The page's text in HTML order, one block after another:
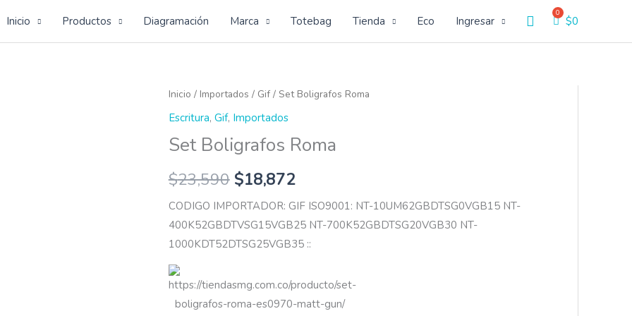
Inicio Productos Diagramación Marca Totebag Tienda Eco Ingresar Buscar$0
Inicio / Importados / Gif/ Set Boligrafos Roma
Escritura, Gif, Importados
Set Boligrafos Roma
$23,590 $18,872
CODIGO IMPORTADOR: GIF ISO9001: NT-10UM62GBDTSG0VGB15 NT-
400K52GBDTVSG15VGB25 NT-700K52GBDTSG20VGB30 NT-
1000KDT52DTSG25VGB35 ::
https://tiendasmg.com.co/producto/set-
boligrafos-roma-es0970-matt-gun/
Set
Boligrafos
cantidad